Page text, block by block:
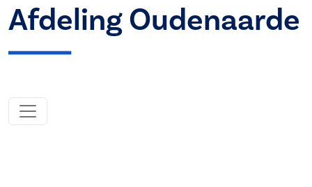
Afdeling Oudenaarde